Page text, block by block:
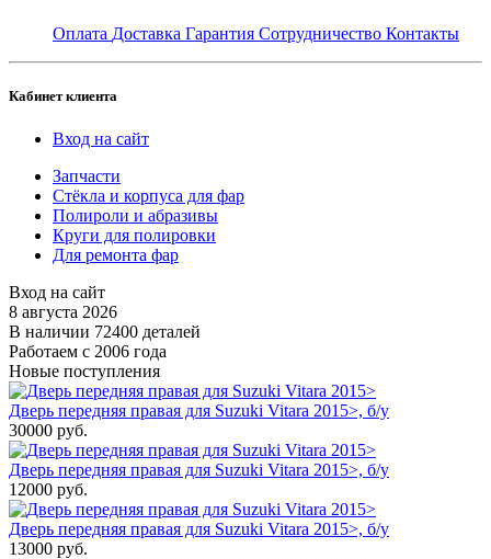
Оплата Доставка Гарантия Сотрудничество Контакты
Кабинет клиента
Вход на сайт
Запчасти
Стёкла и корпуса для фар
Полироли и абразивы
Круги для полировки
Для ремонта фар
Вход на сайт
8 августа 2026
В наличии 72400 деталей
Работаем с 2006 года
Новые поступления
Дверь передняя правая для Suzuki Vitara 2015>, б/у
30000 руб.
Дверь передняя правая для Suzuki Vitara 2015>, б/у
12000 руб.
Дверь передняя правая для Suzuki Vitara 2015>, б/у
13000 руб.